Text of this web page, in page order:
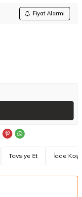
Fiyat Alarmı
Tavsiye Et İade